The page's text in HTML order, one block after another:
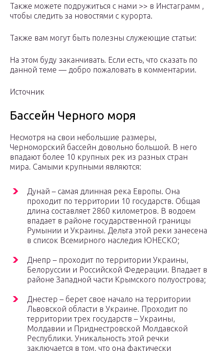
Также можете подружиться с нами >> в Инстаграмм ,
чтобы следить за новостями с курорта.
Также вам могут быть полезны служеющие статьи:
На этом буду заканчивать. Если есть, что сказать по
данной теме — добро пожаловать в комментарии.
Источник
Бассейн Черного моря
Несмотря на свои небольшие размеры,
Черноморский бассейн довольно большой. В него
впадают более 10 крупных рек из разных стран
мира. Самыми крупными являются:
Дунай – самая длинная река Европы. Она
проходит по территории 10 государств. Общая
длина составляет 2860 километров. В водоем
впадает в районе государственной границы
Румынии и Украины. Дельта этой реки занесена
в список Всемирного наследия ЮНЕСКО;
Днепр – проходит по территории Украины,
Белоруссии и Российской Федерации. Впадает в
районе Западной части Крымского полуострова;
Днестер – берет свое начало на территории
Львовской области в Украине. Проходит по
территории трех государств – Украины,
Молдавии и Приднестровской Молдавской
Республики. Уникальность этой речки
заключается в том, что она фактически